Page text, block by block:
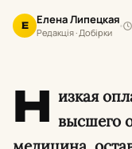
Е Елена Липецкая
Редакція · Добірки
Н изкая
высшего